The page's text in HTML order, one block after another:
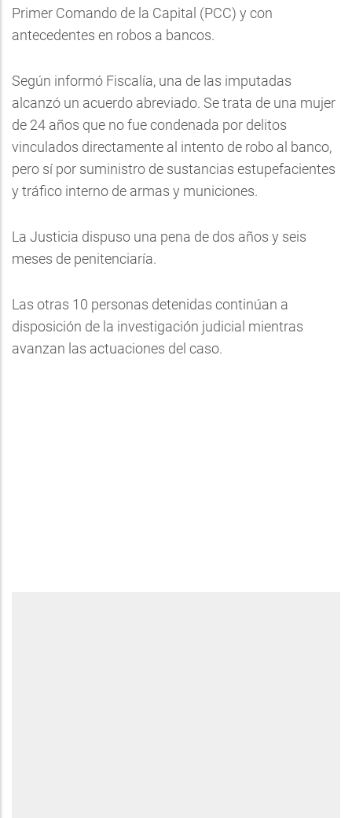
Primer Comando de la Capital (PCC) y con
antecedentes en robos a bancos.
Según informó Fiscalía, una de las imputadas
alcanzó un acuerdo abreviado. Se trata de una mujer
de 24 años que no fue condenada por delitos
vinculados directamente al intento de robo al banco,
pero sí por suministro de sustancias estupefacientes
y tráfico interno de armas y municiones.
La Justicia dispuso una pena de dos años y seis
meses de penitenciaría.
Las otras 10 personas detenidas continúan a
disposición de la investigación judicial mientras
avanzan las actuaciones del caso.